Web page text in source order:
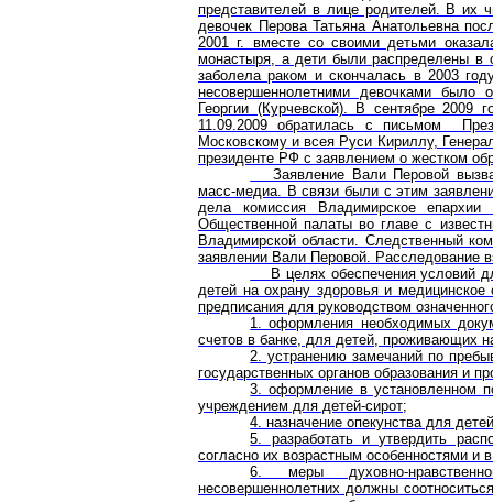
представителей в лице родителей. В
девочек Перова Татьяна Анатольевна
2001 г. вместе со своими детьми
монастыря, а дети были распределены в
заболела раком и скончалась в 2003
несовершеннолетними девочками было
Георгии (Курчевской). В сентябре 2009
11.09.2009 обратилась с письмом
Московскому и всея Руси Кириллу,
президенте РФ с заявлением о жестком
Заявление Вали Перовой
масс-медиа. В связи были с этим
дела комиссия Владимирское епархии
Общественной палаты во главе с
Владимирской области. Следственный
заявлении Вали Перовой. Расследование
В целях обеспечения условий
детей на охрану здоровья и
предписания для руководством
1. оформления необходимых
счетов в банке, для детей, проживающих
2. устранению замечаний по
государственных органов образования и
3. оформление в установленном
учреждением для детей-сирот;
4. назначение опекунства для
5. разработать и утвердить
согласно их возрастным особенностями и
6. меры духовно-
несовершеннолетних должны